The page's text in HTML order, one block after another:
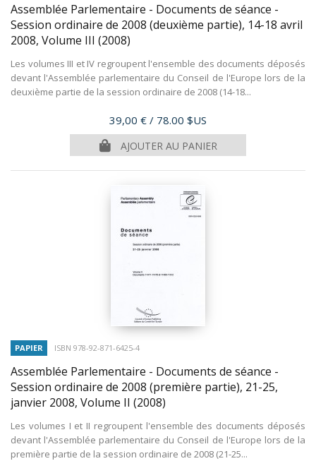
Assemblée Parlementaire - Documents de séance -
Session ordinaire de 2008 (deuxième partie), 14-18 avril
2008, Volume III (2008)
Les volumes III et IV regroupent l'ensemble des documents déposés
devant l'Assemblée parlementaire du Conseil de l'Europe lors de la
deuxième partie de la session ordinaire de 2008 (14-18...
Prix
39,00 € / 78.00 $US
AJOUTER AU PANIER
PAPIER ISBN 978-92-871-6425-4
Assemblée Parlementaire - Documents de séance -
Session ordinaire de 2008 (première partie), 21-25,
janvier 2008, Volume II (2008)
Les volumes I et II regroupent l'ensemble des documents déposés
devant l'Assemblée parlementaire du Conseil de l'Europe lors de la
première partie de la session ordinaire de 2008 (21-25...